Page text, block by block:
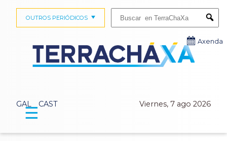
GAL CAST Viernes, 7 ago 2026
OUTROS PERIÓDICOS
Axenda
☰